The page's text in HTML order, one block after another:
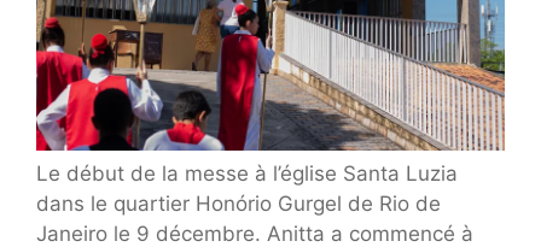
Le début de la messe à l’église Santa Luzia
dans le quartier Honório Gurgel de Rio de
Janeiro le 9 décembre. Anitta a commencé à